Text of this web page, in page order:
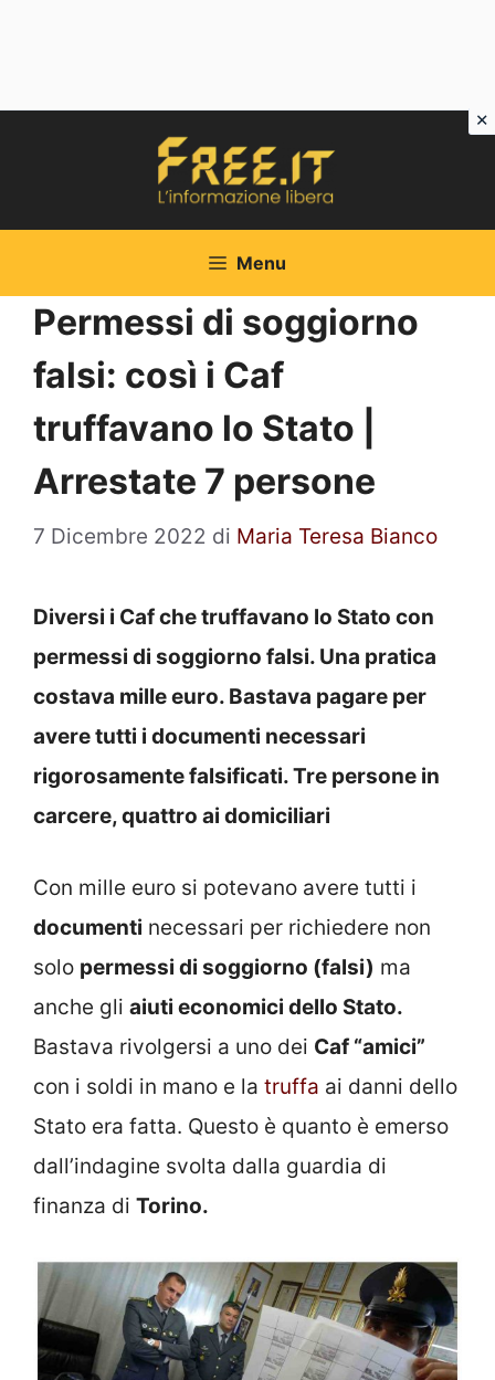
Menu
Permessi di soggiorno
falsi: così i Caf
truffavano lo Stato |
Arrestate 7 persone
7 Dicembre 2022 di Maria Teresa Bianco
Diversi i Caf che truffavano lo Stato con
permessi di soggiorno falsi. Una pratica
costava mille euro. Bastava pagare per
avere tutti i documenti necessari
rigorosamente falsificati. Tre persone in
carcere, quattro ai domiciliari
Con mille euro si potevano avere tutti i
documenti necessari per richiedere non
solo permessi di soggiorno (falsi) ma
anche gli aiuti economici dello Stato.
Bastava rivolgersi a uno dei Caf “amici”
con i soldi in mano e la truffa ai danni dello
Stato era fatta. Questo è quanto è emerso
dall’indagine svolta dalla guardia di
finanza di Torino.